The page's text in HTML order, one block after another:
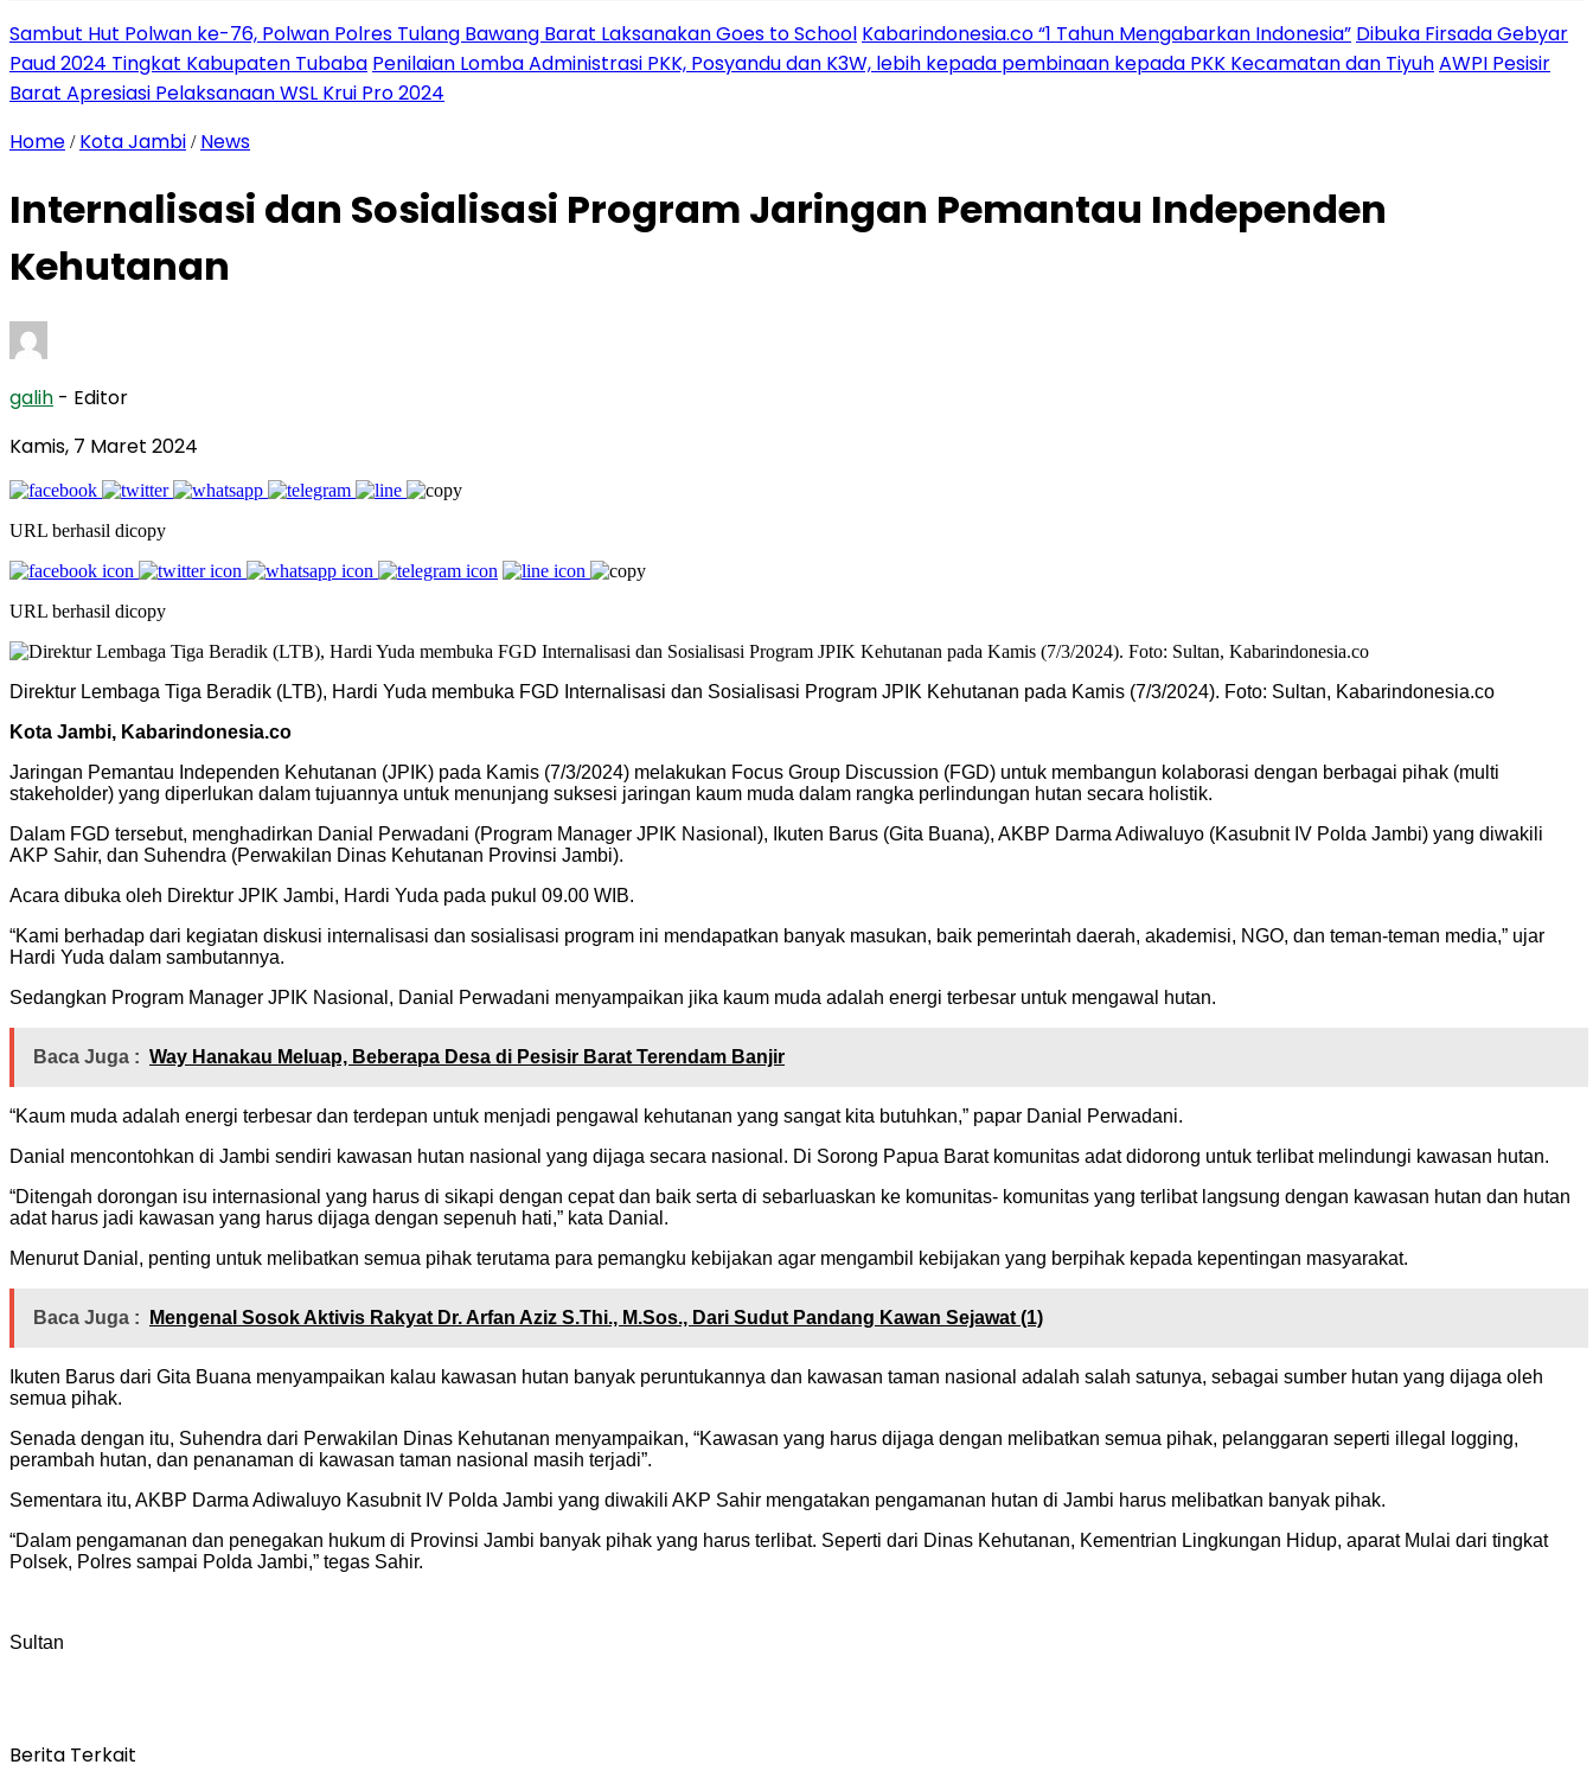
Sambut Hut Polwan ke-76, Polwan Polres Tulang Bawang Barat Laksanakan Goes to School Kabarindonesia.co “1 Tahun Mengabarkan Indonesia” Dibuka Firsada Gebyar
Paud 2024 Tingkat Kabupaten Tubaba Penilaian Lomba Administrasi PKK, Posyandu dan K3W, lebih kepada pembinaan kepada PKK Kecamatan dan TiyuhAWPI Pesisir
Barat Apresiasi Pelaksanaan WSL Krui Pro 2024
Home / Kota Jambi / News
Internalisasi dan Sosialisasi Program Jaringan Pemantau Independen
Kehutanan
galih - Editor
Kamis, 7 Maret 2024
URL berhasil dicopy
URL berhasil dicopy
Direktur Lembaga Tiga Beradik (LTB), Hardi Yuda membuka FGD Internalisasi dan Sosialisasi Program JPIK Kehutanan pada Kamis (7/3/2024). Foto: Sultan, Kabarindonesia.co
Kota Jambi, Kabarindonesia.co
Jaringan Pemantau Independen Kehutanan (JPIK) pada Kamis (7/3/2024) melakukan Focus Group Discussion (FGD) untuk membangun kolaborasi dengan berbagai pihak (multi
stakeholder) yang diperlukan dalam tujuannya untuk menunjang suksesi jaringan kaum muda dalam rangka perlindungan hutan secara holistik.
Dalam FGD tersebut, menghadirkan Danial Perwadani (Program Manager JPIK Nasional), Ikuten Barus (Gita Buana), AKBP Darma Adiwaluyo (Kasubnit IV Polda Jambi) yang diwakili
AKP Sahir, dan Suhendra (Perwakilan Dinas Kehutanan Provinsi Jambi).
Acara dibuka oleh Direktur JPIK Jambi, Hardi Yuda pada pukul 09.00 WIB.
“Kami berhadap dari kegiatan diskusi internalisasi dan sosialisasi program ini mendapatkan banyak masukan, baik pemerintah daerah, akademisi, NGO, dan teman-teman media,” ujar
Hardi Yuda dalam sambutannya.
Sedangkan Program Manager JPIK Nasional, Danial Perwadani menyampaikan jika kaum muda adalah energi terbesar untuk mengawal hutan.
Baca Juga : Way Hanakau Meluap, Beberapa Desa di Pesisir Barat Terendam Banjir
“Kaum muda adalah energi terbesar dan terdepan untuk menjadi pengawal kehutanan yang sangat kita butuhkan,” papar Danial Perwadani.
Danial mencontohkan di Jambi sendiri kawasan hutan nasional yang dijaga secara nasional. Di Sorong Papua Barat komunitas adat didorong untuk terlibat melindungi kawasan hutan.
“Ditengah dorongan isu internasional yang harus di sikapi dengan cepat dan baik serta di sebarluaskan ke komunitas- komunitas yang terlibat langsung dengan kawasan hutan dan hutan
adat harus jadi kawasan yang harus dijaga dengan sepenuh hati,” kata Danial.
Menurut Danial, penting untuk melibatkan semua pihak terutama para pemangku kebijakan agar mengambil kebijakan yang berpihak kepada kepentingan masyarakat.
Baca Juga : Mengenal Sosok Aktivis Rakyat Dr. Arfan Aziz S.Thi., M.Sos., Dari Sudut Pandang Kawan Sejawat (1)
Ikuten Barus dari Gita Buana menyampaikan kalau kawasan hutan banyak peruntukannya dan kawasan taman nasional adalah salah satunya, sebagai sumber hutan yang dijaga oleh
semua pihak.
Senada dengan itu, Suhendra dari Perwakilan Dinas Kehutanan menyampaikan, “Kawasan yang harus dijaga dengan melibatkan semua pihak, pelanggaran seperti illegal logging,
perambah hutan, dan penanaman di kawasan taman nasional masih terjadi”.
Sementara itu, AKBP Darma Adiwaluyo Kasubnit IV Polda Jambi yang diwakili AKP Sahir mengatakan pengamanan hutan di Jambi harus melibatkan banyak pihak.
“Dalam pengamanan dan penegakan hukum di Provinsi Jambi banyak pihak yang harus terlibat. Seperti dari Dinas Kehutanan, Kementrian Lingkungan Hidup, aparat Mulai dari tingkat
Polsek, Polres sampai Polda Jambi,” tegas Sahir.
Sultan
Berita Terkait